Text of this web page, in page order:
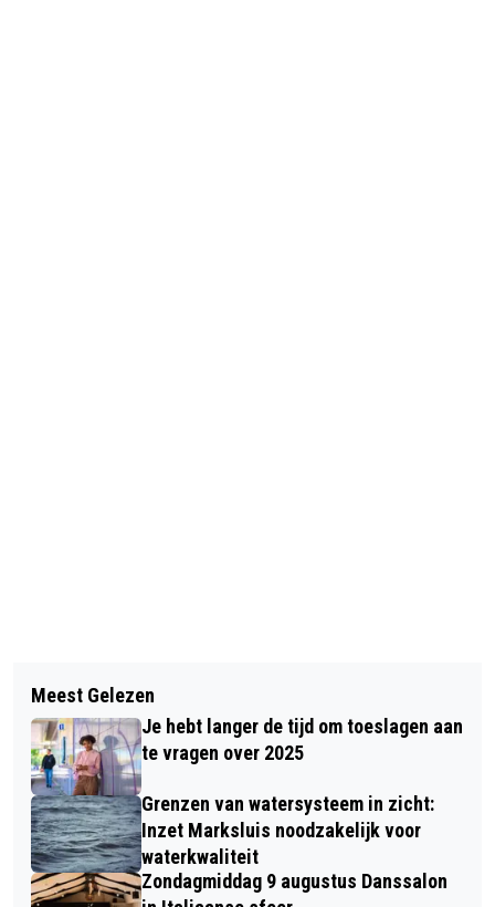
PUBLIEKSVERSIE 3 DECEMBER
GEMEENTE GEERTRUIDENBERG
AMPHIA SLUIT CONTRACTEN MET
ALLE ZORGVERZEKERAARS VOOR
2025
Meest Gelezen
Je hebt langer de tijd om toeslagen aan
te vragen over 2025
Grenzen van watersysteem in zicht:
Inzet Marksluis noodzakelijk voor
waterkwaliteit
Zondagmiddag 9 augustus Danssalon